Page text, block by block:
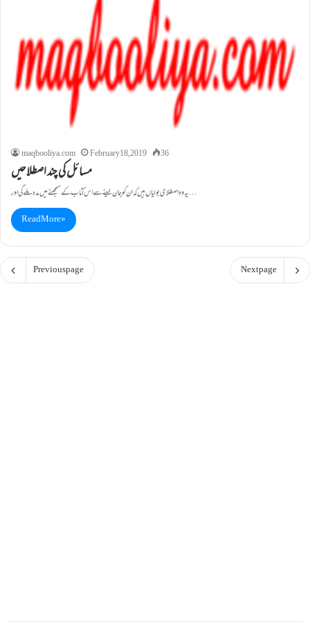
maqbooliya.com February 18, 2019 36
مسائل کی چند اصطلاحیں
یہ وہ اصطلاحی بولیاں ہیں کہ ان کو جان لینے سے اس کتاب کے سمجھنے میں مدد ملے گی اور…
Read More »
Previous page Next page